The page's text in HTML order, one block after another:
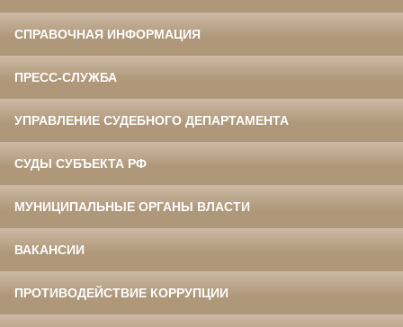
СПРАВОЧНАЯ ИНФОРМАЦИЯ
ПРЕСС-СЛУЖБА
УПРАВЛЕНИЕ СУДЕБНОГО ДЕПАРТАМЕНТА
СУДЫ СУБЪЕКТА РФ
МУНИЦИПАЛЬНЫЕ ОРГАНЫ ВЛАСТИ
ВАКАНСИИ
ПРОТИВОДЕЙСТВИЕ КОРРУПЦИИ